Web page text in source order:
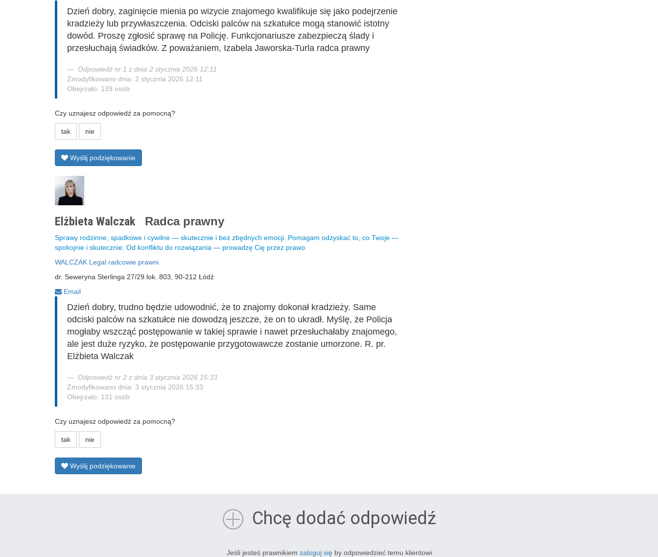
Dzień dobry, zaginięcie mienia po wizycie znajomego kwalifikuje się jako podejrzenie
kradzieży lub przywłaszczenia. Odciski palców na szkatułce mogą stanowić istotny
dowód. Proszę zgłosić sprawę na Policję. Funkcjonariusze zabezpieczą ślady i
przesłuchają świadków. Z poważaniem, Izabela Jaworska-Turla radca prawny
Odpowiedź nr 1 z dnia 2 stycznia 2026 12:11
Zmodyfikowano dnia: 2 stycznia 2026 12:11
Obejrzało: 139 osób
Czy uznajesz odpowiedź za pomocną?
tak nie
Wyślij podziękowanie
Elżbieta Walczak Radca prawny
Sprawy rodzinne, spadkowe i cywilne — skutecznie i bez zbędnych emocji. Pomagam odzyskać to, co Twoje —
spokojnie i skutecznie. Od konfliktu do rozwiązania — prowadzę Cię przez prawo.
WALCZAK Legal radcowie prawni
dr. Seweryna Sterlinga 27/29 lok. 803, 90-212 Łódź
Email
Dzień dobry, trudno będzie udowodnić, że to znajomy dokonał kradzieży. Same
odciski palców na szkatułce nie dowodzą jeszcze, że on to ukradł. Myślę, że Policja
mogłaby wszcząć postępowanie w takiej sprawie i nawet przesłuchałaby znajomego,
ale jest duże ryzyko, że postępowanie przygotowawcze zostanie umorzone. R. pr.
Elżbieta Walczak
Odpowiedź nr 2 z dnia 3 stycznia 2026 15:33
Zmodyfikowano dnia: 3 stycznia 2026 15:33
Obejrzało: 131 osób
Czy uznajesz odpowiedź za pomocną?
tak nie
Wyślij podziękowanie
Chcę dodać odpowiedź
Jeśli jesteś prawnikiem zaloguj się by odpowiedzieć temu klientowi